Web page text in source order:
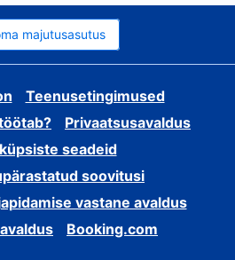
majutusasutus
Teenusetingimused
Privaatsusavaldus
seadeid
soovitusi
vastane avaldus
Booking.com